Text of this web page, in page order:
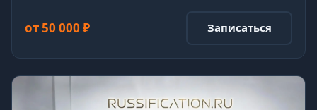
от 50 000 ₽ Записаться